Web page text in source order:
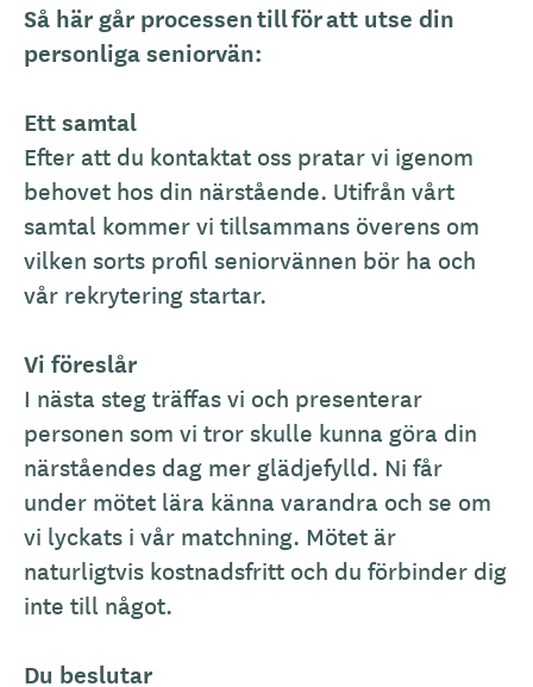
Så här går processen till för att utse din
personliga seniorvän:
Ett samtal
Efter att du kontaktat oss pratar vi igenom
behovet hos din närstående. Utifrån vårt
samtal kommer vi tillsammans överens om
vilken sorts profil seniorvännen bör ha och
vår rekrytering startar.
Vi föreslår
I nästa steg träffas vi och presenterar
personen som vi tror skulle kunna göra din
närståendes dag mer glädjefylld. Ni får
under mötet lära känna varandra och se om
vi lyckats i vår matchning. Mötet är
naturligtvis kostnadsfritt och du förbinder dig
inte till något.
Du beslutar